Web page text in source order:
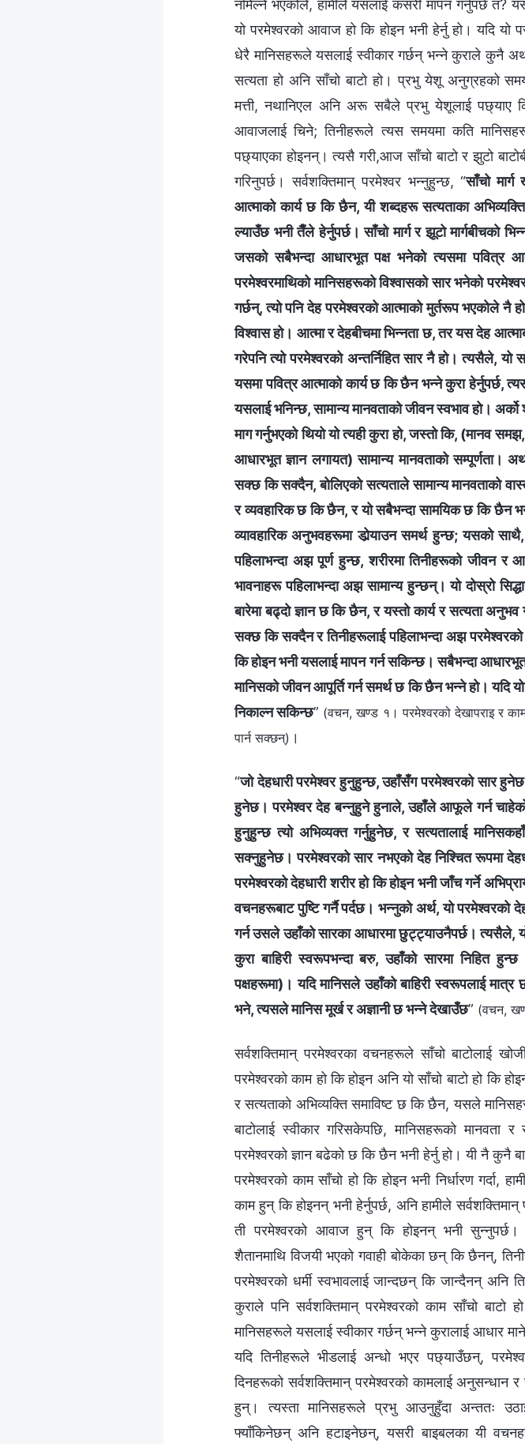
नमिल्ने भएकोले, हामीले यसलाई कसरी मापन गर्नुपर्छ त?
यो परमेश्‍वरको आवाज हो कि होइन भनी हेर्नु हो। यदि यो
धेरै मानिसहरूले यसलाई स्वीकार गर्छन् भन्ने कुराले कुनै
सत्यता हो अनि साँचो बाटो हो। प्रभु येशू अनुग्रहको
मत्ती, नथानिएल अनि अरू सबैले प्रभु येशूलाई पछ्याए
आवाजलाई चिने; तिनीहरूले त्यस समयमा कति
पछ्याएका होइनन्। त्यसै गरी,आज साँचो बाटो र झुटो
गरिनुपर्छ। सर्वशक्तिमान्‌ परमेश्‍वर भन्नुहुन्छ, “साँचो
आत्माको कार्य छ कि छैन, यी शब्दहरू सत्यताका
ल्याउँछ भनी तैँले हेर्नुपर्छ। साँचो मार्ग र झूटो मार्गबीचको
जसको सबैभन्दा आधारभूत पक्ष भनेको त्यसमा पवित्र
परमेश्‍वरमाथिको मानिसहरूको विश्‍वासको सार भनेको
गर्छन्, त्यो पनि देह परमेश्‍वरको आत्माको मुर्तरूप भएकोले नै
विश्‍वास हो। आत्मा र देहबीचमा भिन्नता छ, तर यस देह
गरेपनि त्यो परमेश्‍वरको अन्तर्निहित सार नै हो। त्यसैले,
यसमा पवित्र आत्माको कार्य छ कि छैन भन्‍ने कुरा हेर्नुपर्छ,
यसलाई भनिन्छ, सामान्य मानवताको जीवन स्वभाव हो।
माग गर्नुभएको थियो यो त्यही कुरा हो, जस्तो कि, (मानव
आधारभूत ज्ञान लगायत) सामान्य मानवताको सम्पूर्णता।
सक्छ कि सक्दैन, बोलिएको सत्यताले सामान्य मानवताको
र व्यवहारिक छ कि छैन, र यो सबैभन्दा सामयिक छ कि छैन
व्यावहारिक अनुभवहरूमा डोर्‍याउन समर्थ हुन्छ; यसको
पहिलाभन्दा अझ पूर्ण हुन्छ, शरीरमा तिनीहरूको जीवन र
भावनाहरू पहिलाभन्दा अझ सामान्य हुन्छन्। यो दोस्रो
बारेमा बढ्दो ज्ञान छ कि छैन, र यस्तो कार्य र सत्यता
सक्छ कि सक्दैन र तिनीहरूलाई पहिलाभन्दा अझ परमेश्‍वरको
कि होइन भनी यसलाई मापन गर्न सकिन्छ। सबैभन्दा
मानिसको जीवन आपूर्ति गर्न समर्थ छ कि छैन भन्‍ने हो। यदि यो
निकाल्न सकिन्छ” (वचन, खण्ड १। परमेश्‍वरको देखापराइ र
पार्न सक्छन्‌) ।
“जो देहधारी परमेश्‍वर हुनुहुन्छ, उहाँसँग परमेश्‍वरको सार
हुनेछ। परमेश्‍वर देह बन्नुहुने हुनाले, उहाँले आफूले गर्न
हुनुहुन्छ त्यो अभिव्यक्त गर्नुहुनेछ, र सत्यतालाई
सक्नुहुनेछ। परमेश्‍वरको सार नभएको देह निश्चित रूपमा
परमेश्‍वरको देहधारी शरीर हो कि होइन भनी जाँच गर्ने
वचनहरूबाट पुष्टि गर्नै पर्दछ। भन्नुको अर्थ, यो परमेश्‍वरको
गर्न उसले उहाँको सारका आधारमा छुट्ट्याउनैपर्छ। त्यसैले, यो
कुरा बाहिरी स्वरूपभन्दा बरु, उहाँको सारमा निहित
पक्षहरूमा)। यदि मानिसले उहाँको बाहिरी स्वरूपलाई
भने, त्यसले मानिस मूर्ख र अज्ञानी छ भन्‍ने देखाउँछ” (वचन,
सर्वशक्तिमान् परमेश्‍वरका वचनहरूले साँचो बाटोलाई
परमेश्‍वरको काम हो कि होइन अनि यो साँचो बाटो हो कि
र सत्यताको अभिव्यक्ति समाविष्ट छ कि छैन, यसले
बाटोलाई स्वीकार गरिसकेपछि, मानिसहरूको
परमेश्‍वरको ज्ञान बढेको छ कि छैन भनी हेर्नु हो। यी नै कुनै
परमेश्‍वरको काम साँचो हो कि होइन भनी निर्धारण गर्दा,
काम हुन् कि होइनन् भनी हेर्नुपर्छ, अनि हामीले
ती परमेश्‍वरको आवाज हुन् कि होइनन् भनी सुन्नुपर्छ।
शैतानमाथि विजयी भएको गवाही बोकेका छन् कि छैनन्,
परमेश्‍वरको धर्मी स्वभावलाई जान्दछन् कि जान्दैनन् अनि
कुराले पनि सर्वशक्तिमान् परमेश्‍वरको काम साँचो बाटो
मानिसहरूले यसलाई स्वीकार गर्छन् भन्ने कुरालाई आधार
यदि तिनीहरूले भीडलाई अन्धो भएर पछ्याउँछन्,
दिनहरूको सर्वशक्तिमान् परमेश्‍वरको कामलाई अनुसन्धान र
हुन्। त्यस्ता मानिसहरूले प्रभु आउनुहुँदा अन्ततः
फ्याँकिनेछन् अनि हटाइनेछन्, यसरी बाइबलका यी